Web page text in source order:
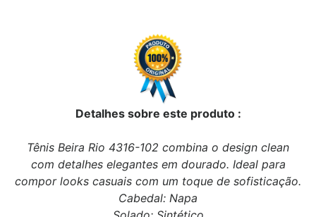
Detalhes sobre este produto :
Tênis Beira Rio 4316-102 combina o design clean
com detalhes elegantes em dourado. Ideal para
compor looks casuais com um toque de sofisticação.
Cabedal: Napa